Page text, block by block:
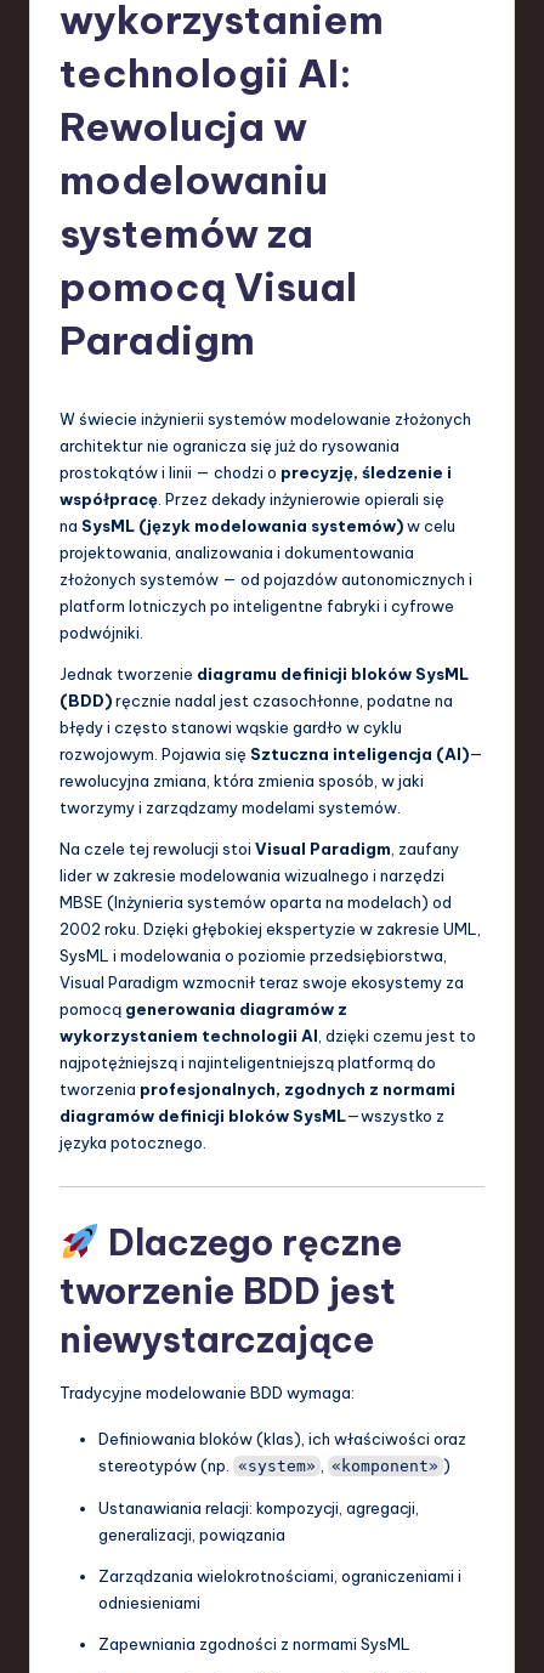
d
in
S
o
w
T
wykorzystaniem
technologii AI:
Rewolucja w
modelowaniu
systemów za
pomocą Visual
Paradigm
W świecie inżynierii systemów modelowanie złożonych
architektur nie ogranicza się już do rysowania
prostokątów i linii — chodzi o precyzję, śledzenie i
współpracę . Przez dekady inżynierowie opierali się
na SysML (język modelowania systemów)w celu
projektowania, analizowania i dokumentowania
złożonych systemów — od pojazdów autonomicznych i
platform lotniczych po inteligentne fabryki i cyfrowe
podwójniki.
Jednak tworzenie diagramu definicji bloków SysML
(BDD)ręcznie nadal jest czasochłonne, podatne na
błędy i często stanowi wąskie gardło w cyklu
rozwojowym. Pojawia się Sztuczna inteligencja (AI)—
rewolucyjna zmiana, która zmienia sposób, w jaki
tworzymy i zarządzamy modelami systemów.
Na czele tej rewolucji stoi Visual Paradigm , zaufany
lider w zakresie modelowania wizualnego i narzędzi
MBSE (Inżynieria systemów oparta na modelach) od
2002 roku. Dzięki głębokiej ekspertyzie w zakresie UML,
SysML i modelowania o poziomie przedsiębiorstwa,
Visual Paradigm wzmocnił teraz swoje ekosystemy za
pomocą generowania diagramów z
wykorzystaniem technologii AI , dzięki czemu jest to
najpotężniejszą i najinteligentniejszą platformą do
tworzenia profesjonalnych, zgodnych z normami
diagramów definicji bloków SysML—wszystko z
języka potocznego.
Dlaczego ręczne
tworzenie BDD jest
niewystarczające
Tradycyjne modelowanie BDD wymaga:
Definiowania bloków (klas), ich właściwości oraz
stereotypów (np.
«system» , «komponent» )
Ustanawiania relacji: kompozycji, agregacji,
generalizacji, powiązania
Zarządzania wielokrotnościami, ograniczeniami i
odniesieniami
Zapewniania zgodności z normami SysML